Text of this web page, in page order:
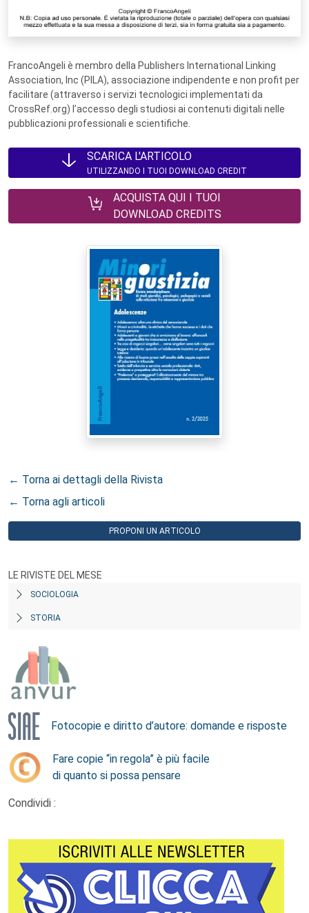
FrancoAngeli è membro della Publishers International Linking
Association, Inc (PILA), associazione indipendente e non profit per
facilitare (attraverso i servizi tecnologici implementati da
CrossRef.org) l’accesso degli studiosi ai contenuti digitali nelle
pubblicazioni professionali e scientifiche.
SCARICA L'ARTICOLO
UTILIZZANDO I TUOI DOWNLOAD CREDIT
ACQUISTA QUI I TUOI
DOWNLOAD CREDITS
← Torna ai dettagli della Rivista
← Torna agli articoli
PROPONI UN ARTICOLO
LE RIVISTE DEL MESE
SOCIOLOGIA
STORIA
Fotocopie e diritto d’autore: domande e risposte
Fare copie “in regola” è più facile
di quanto si possa pensare
Condividi :